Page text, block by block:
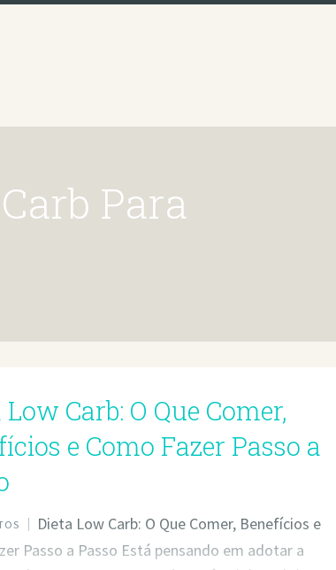
Carb: O Que Comer,
e Como Fazer Passo a
Dieta Low Carb: O Que Comer, Benefícios e
Passo a Passo Está pensando em adotar a